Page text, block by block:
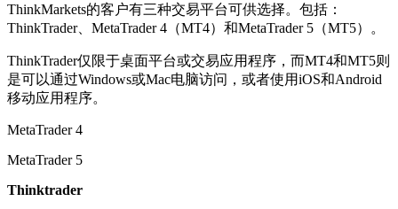
ThinkMarkets的客户有三种交易平台可供选择。包括：
ThinkTrader、MetaTrader 4（MT4）和MetaTrader 5（MT5）。
ThinkTrader仅限于桌面平台或交易应用程序，而MT4和MT5则
是可以通过Windows或Mac电脑访问，或者使用iOS和Android
移动应用程序。
MetaTrader 4
MetaTrader 5
Thinktrader